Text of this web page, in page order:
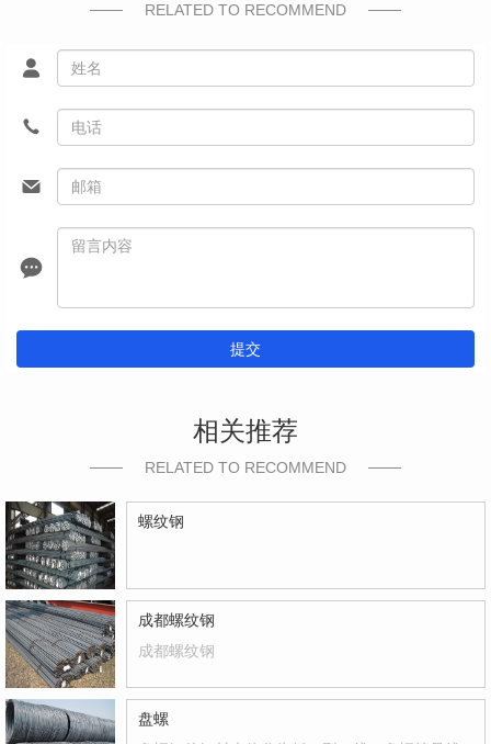
RELATED TO RECOMMEND
提交
相关推荐
RELATED TO RECOMMEND
螺纹钢
成都螺纹钢
成都螺纹钢
盘螺